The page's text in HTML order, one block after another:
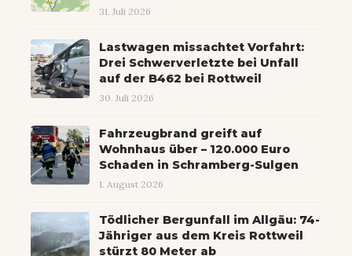
31. Juli 2026
Lastwagen missachtet Vorfahrt:
Drei Schwerverletzte bei Unfall
auf der B462 bei Rottweil
30. Juli 2026
Fahrzeugbrand greift auf
Wohnhaus über – 120.000 Euro
Schaden in Schramberg-Sulgen
1. August 2026
Tödlicher Bergunfall im Allgäu: 74-
Jähriger aus dem Kreis Rottweil
stürzt 80 Meter ab